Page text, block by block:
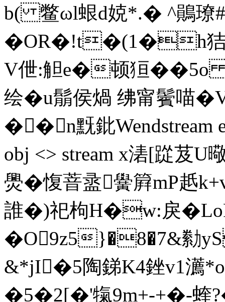
b( 鳖ωl蛝d娔*.� ^鶰璙
�OR�!t�(1�h狤
V伳:觛e�顿狟
绘�u鬅侯煱 绋甯鬢喵
��n黖鈚Wendstream
obj <> stream x湱[踨芨
爂�愎萻盝黌簈mP赿
誰�)祀枸H�w:戾
�O9z5}�8�7&勬
&*jI�5陶銻K4銼v1瀳
�5�2[�'犔9m+-+�-蝰